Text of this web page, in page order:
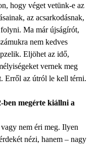
hogy véget vetünk-e az
az acsarkodásnak,
Ma már újságírót,
nem kedves
Eljöhet az idő,
vernek meg
Erről az útról le kell térni.
ben megérte kiállni a
nem éri meg. Ilyen
nézi, hanem – nagy